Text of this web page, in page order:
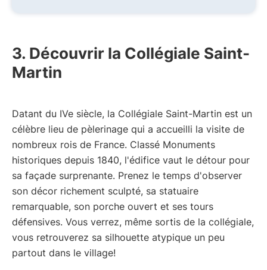
3. Découvrir la Collégiale Saint-
Martin
Datant du IVe siècle, la Collégiale Saint-Martin est un
célèbre lieu de pèlerinage qui a accueilli la visite de
nombreux rois de France. Classé Monuments
historiques depuis 1840, l'édifice vaut le détour pour
sa façade surprenante. Prenez le temps d'observer
son décor richement sculpté, sa statuaire
remarquable, son porche ouvert et ses tours
défensives. Vous verrez, même sortis de la collégiale,
vous retrouverez sa silhouette atypique un peu
partout dans le village!